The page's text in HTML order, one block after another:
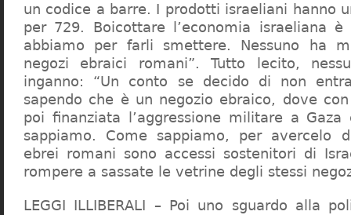
un codice a barre. I prodotti israeliani hanno
per 729. Boicottare l’economia israeliana è
abbiamo per farli smettere. Nessuno ha
negozi ebraici romani”. Tutto lecito,
inganno: “Un conto se decido di non
sapendo che è un negozio ebraico, dove
poi finanziata l’aggressione militare a
sappiamo. Come sappiamo, per avercelo
ebrei romani sono accessi sostenitori di
rompere a sassate le vetrine degli stessi
LEGGI ILLIBERALI – Poi uno sguardo alla